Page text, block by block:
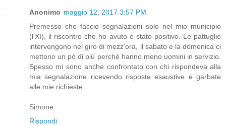
Anonimo maggio 12, 2017 3:57 PM
Premesso che faccio segnalazioni solo nel mio municipio
(l'XI), il riscontro che ho avuto è stato positivo. Le pattuglie
intervengono nel giro di mezz'ora, il sabato e la domenica ci
mettono un pò di più perchè hanno meno uomini in servizio.
Spesso mi sono anche confrontato con chi rispondeva alla
mia segnalazione ricevendo risposte esaustive e garbate
alle mie richieste.
Simone
Rispondi